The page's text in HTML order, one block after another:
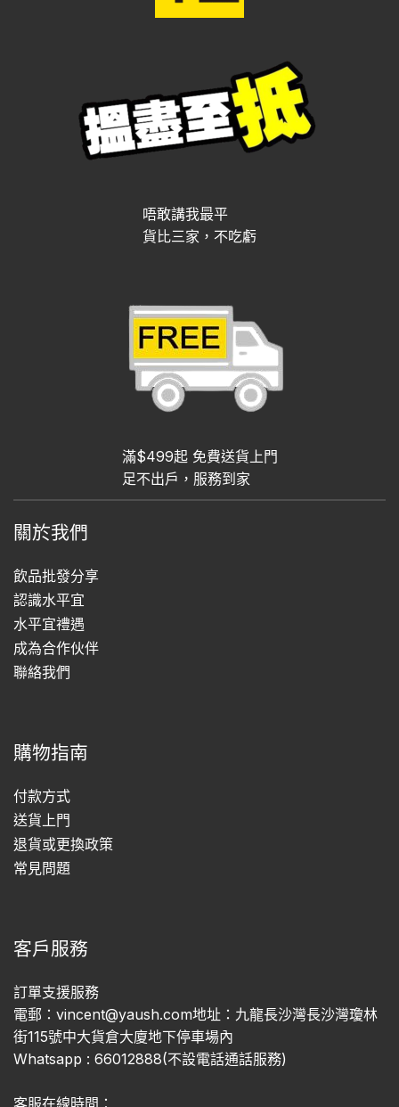
唔敢講我最平
貨比三家，不吃虧
滿$499起 免費送貨上門
足不出戶，服務到家
關於我們
飲品批發分享
認識水平宜
水平宜禮遇
成為合作伙伴
聯絡我們
購物指南
付款方式
送貨上門
退貨或更換政策
常見問題
客戶服務
訂單支援服務
電郵：vincent@yaush.com地址：九龍長沙灣長沙灣瓊林
街115號中大貨倉大廈地下停車場內
Whatsapp : 66012888(不設電話通話服務)